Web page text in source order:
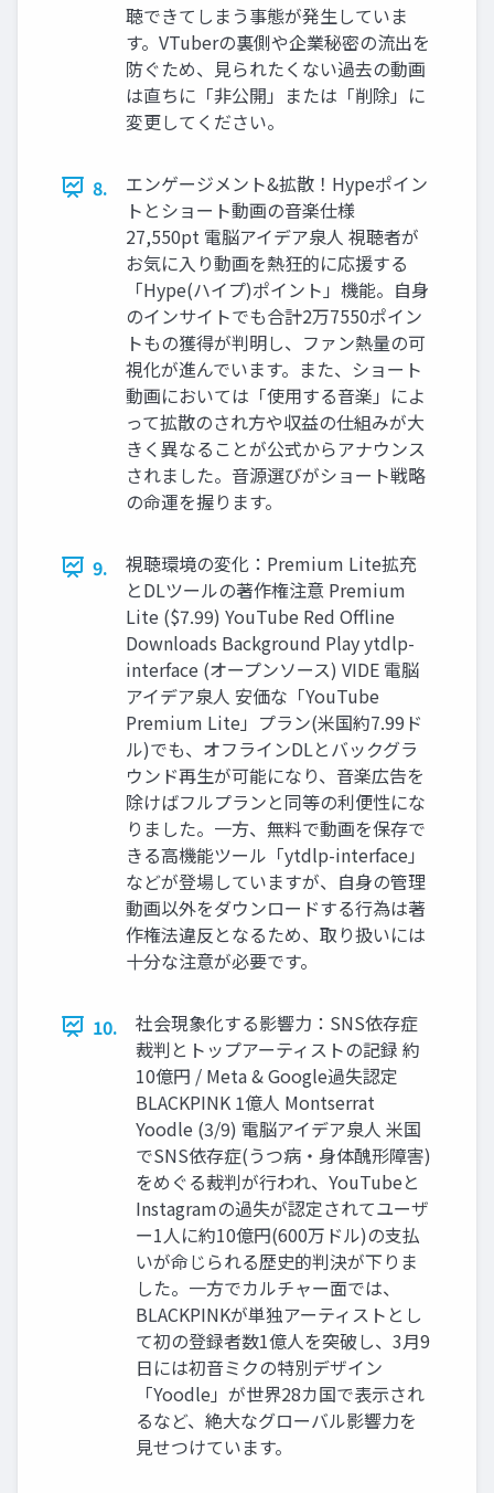
聴できてしまう事態が発生していま
す。VTuberの裏側や企業秘密の流出を
防ぐため、見られたくない過去の動画
は直ちに「非公開」または「削除」に
変更してください。
8.
エンゲージメント&拡散！Hypeポイン
トとショート動画の音楽仕様
27,550pt 電脳アイデア泉人 視聴者が
お気に入り動画を熱狂的に応援する
「Hype(ハイプ)ポイント」機能。自身
のインサイトでも合計2万7550ポイン
トもの獲得が判明し、ファン熱量の可
視化が進んでいます。また、ショート
動画においては「使用する音楽」によ
って拡散のされ方や収益の仕組みが大
きく異なることが公式からアナウンス
されました。音源選びがショート戦略
の命運を握ります。
9.
視聴環境の変化：Premium Lite拡充
とDLツールの著作権注意 Premium
Lite ($7.99) YouTube Red Offline
Downloads Background Play ytdlp-
interface (オープンソース) VIDE 電脳
アイデア泉人 安価な「YouTube
Premium Lite」プラン(米国約7.99ド
ル)でも、オフラインDLとバックグラ
ウンド再生が可能になり、音楽広告を
除けばフルプランと同等の利便性にな
りました。一方、無料で動画を保存で
きる高機能ツール「ytdlp-interface」
などが登場していますが、自身の管理
動画以外をダウンロードする行為は著
作権法違反となるため、取り扱いには
十分な注意が必要です。
10.
社会現象化する影響力：SNS依存症
裁判とトップアーティストの記録 約
10億円 / Meta & Google過失認定
BLACKPINK 1億人 Montserrat
Yoodle (3/9) 電脳アイデア泉人 米国
でSNS依存症(うつ病・身体醜形障害)
をめぐる裁判が行われ、YouTubeと
Instagramの過失が認定されてユーザ
ー1人に約10億円(600万ドル)の支払
いが命じられる歴史的判決が下りま
した。一方でカルチャー面では、
BLACKPINKが単独アーティストとし
て初の登録者数1億人を突破し、3月9
日には初音ミクの特別デザイン
「Yoodle」が世界28カ国で表示され
るなど、絶大なグローバル影響力を
見せつけています。